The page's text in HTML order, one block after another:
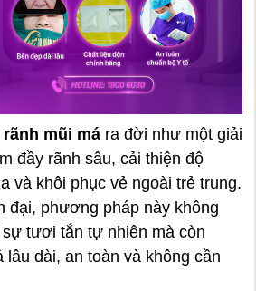
mũi má ra đời như một giải
đầy rãnh sâu, cải thiện độ
và khôi phục vẻ ngoài trẻ trung.
đại, phương pháp này không
tươi tắn tự nhiên mà còn
lâu dài, an toàn và không cần